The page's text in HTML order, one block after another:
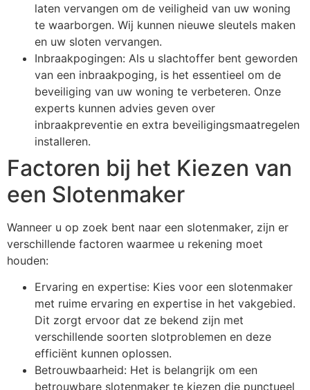
laten vervangen om de veiligheid van uw woning
te waarborgen. Wij kunnen nieuwe sleutels maken
en uw sloten vervangen.
Inbraakpogingen: Als u slachtoffer bent geworden
van een inbraakpoging, is het essentieel om de
beveiliging van uw woning te verbeteren. Onze
experts kunnen advies geven over
inbraakpreventie en extra beveiligingsmaatregelen
installeren.
Factoren bij het Kiezen van
een Slotenmaker
Wanneer u op zoek bent naar een slotenmaker, zijn er
verschillende factoren waarmee u rekening moet
houden:
Ervaring en expertise: Kies voor een slotenmaker
met ruime ervaring en expertise in het vakgebied.
Dit zorgt ervoor dat ze bekend zijn met
verschillende soorten slotproblemen en deze
efficiënt kunnen oplossen.
Betrouwbaarheid: Het is belangrijk om een
betrouwbare slotenmaker te kiezen die punctueel